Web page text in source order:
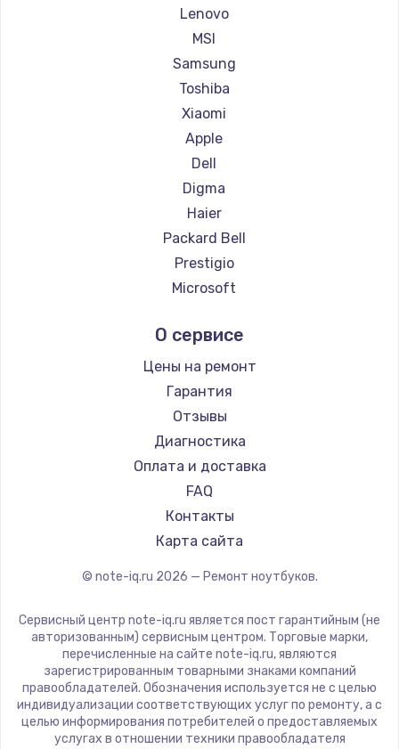
Ремонт ноутбуков Epson
Ремонт ноутбуков Philips
Ремонт ноутбуков LG
Ремонт ноутбуков Panasonic
Ремонт ноутбуков Irbis
Ремонт ноутбуков Thunderobot
Ремонт ноутбуков Hasee
Ремонт ноутбуков ZTE
Ремонт ноутбуков Hiper
Ремонт ноутбуков Evga
Ремонт ноутбуков Google
Ремонт ноутбуков Echips
Ремонт ноутбуков Predator
Ремонт ноутбуков iru
Ремонт ноутбуков Machenike
Ремонт ноутбуков DEXP
Ремонт ноутбуков Teclast
Ремонт ноутбуков CHUWI
Ремонт ноутбуков Colorful
Lenovo
MSI
Samsung
Toshiba
Xiaomi
Apple
Dell
Digma
Haier
Packard Bell
Prestigio
Microsoft
Aquarius
Gigabyte
Aorus
Maibenben
Getac
Epson
Philips
LG
Panasonic
ZTE
Hiper
Evga
Google
Echips
О сервисе
Цены на ремонт
Гарантия
Отзывы
Диагностика
Оплата и доставка
FAQ
Контакты
Карта сайта
© note-iq.ru 2026 — Ремонт ноутбуков.
Сервисный центр note-iq.ru является пост гарантийным (не
авторизованным) сервисным центром. Торговые марки,
перечисленные на сайте note-iq.ru, являются
зарегистрированным товарными знаками компаний
правообладателей. Обозначения используется не с целью
индивидуализации соответствующих услуг по ремонту, а с
целью информирования потребителей о предоставляемых
услугах в отношении техники правообладателя